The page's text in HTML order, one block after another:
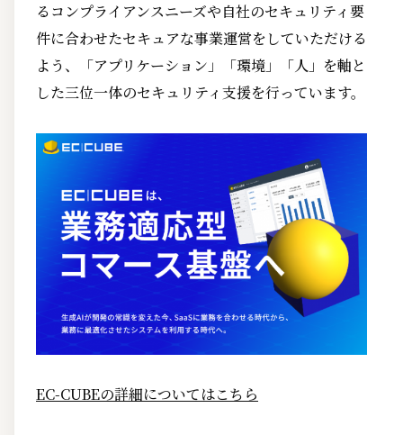
るコンプライアンスニーズや自社のセキュリティ要
件に合わせたセキュアな事業運営をしていただける
よう、「アプリケーション」「環境」「人」を軸と
した三位一体のセキュリティ支援を行っています。
EC-CUBEの詳細についてはこちら